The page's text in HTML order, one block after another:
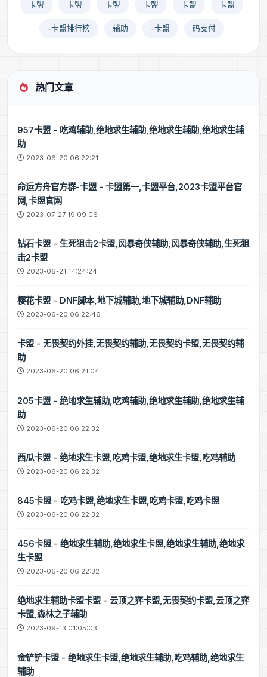
卡盟 卡盟 卡盟 卡盟 卡盟 卡盟
-卡盟排行榜 辅助 -卡盟 码支付
热门文章
957卡盟 - 吃鸡辅助,绝地求生辅助,绝地求生辅助,绝地求生辅
助
2023-06-20 06:22:21
命运方舟官方群-卡盟 - 卡盟第一,卡盟平台,2023卡盟平台官
网,卡盟官网
2023-07-27 19:09:06
钻石卡盟 - 生死狙击2卡盟,风暴奇侠辅助,风暴奇侠辅助,生死狙
击2卡盟
2023-06-21 14:24:24
樱花卡盟 - DNF脚本,地下城辅助,地下城辅助,DNF辅助
2023-06-20 06:22:46
卡盟 - 无畏契约外挂,无畏契约辅助,无畏契约卡盟,无畏契约辅
助
2023-06-20 06:21:04
205卡盟 - 绝地求生辅助,吃鸡辅助,绝地求生辅助,绝地求生辅
助
2023-06-20 06:22:32
西瓜卡盟 - 绝地求生卡盟,吃鸡卡盟,绝地求生卡盟,吃鸡辅助
2023-06-20 06:22:32
845卡盟 - 吃鸡卡盟,绝地求生卡盟,吃鸡卡盟,吃鸡卡盟
2023-06-20 06:22:32
456卡盟 - 绝地求生辅助,绝地求生卡盟,绝地求生辅助,绝地求
生卡盟
2023-06-20 06:22:32
绝地求生辅助卡盟卡盟 - 云顶之弈卡盟,无畏契约卡盟,云顶之弈
卡盟,森林之子辅助
2023-09-13 01:05:03
金铲铲卡盟 - 绝地求生卡盟,绝地求生辅助,吃鸡辅助,绝地求生
辅助